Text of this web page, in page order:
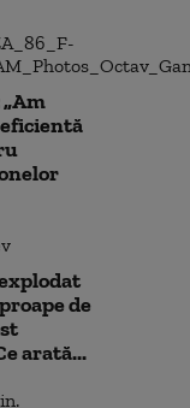
de
arată...